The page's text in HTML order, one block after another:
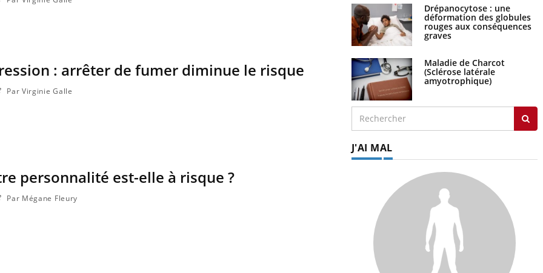
: arrêter de fumer diminue le risque
Par Virginie Galle
personnalité est-elle à risque ?
Par Mégane Fleury
Drépanocytose : une
déformation des globules
rouges aux conséquences
graves
Maladie de Charcot
(Sclérose latérale
amyotrophique)
J'AI MAL